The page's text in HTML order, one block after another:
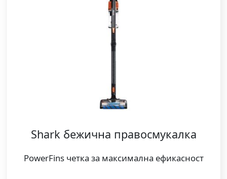
Shark бежична правосмукалка
PowerFins четка за максимална ефикасност